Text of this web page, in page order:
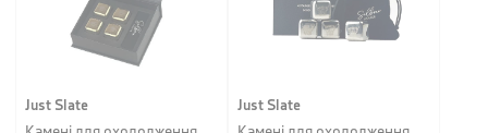
Just Slate
Just Slate